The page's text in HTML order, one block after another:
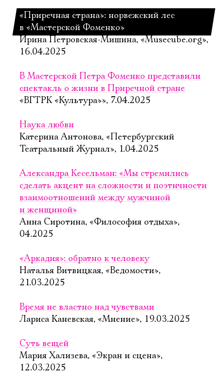
«Приречная страна»: норвежский лес
в «Мастерской Фоменко»
Ирина Петровская-Мишина, «Musecube.org»,
16.04.2025
В Мастерской Петра Фоменко представили
спектакль о жизни в Приречной стране
«ВГТРК «Культура»», 7.04.2025
Наука любви
Катерина Антонова, «Петербургский
Театральный Журнал», 1.04.2025
Александра Кесельман: «Мы стремились
сделать акцент на сложности и поэтичности
взаимоотношений между мужчиной
и женщиной»
Анна Сиротина, «Философия отдыха»,
04.2025
«Аркадия»: обратно к человеку
Наталья Витвицкая, «Ведомости»,
21.03.2025
Время не властно над чувствами
Лариса Каневская, «Мнение», 19.03.2025
Суть вещей
Мария Хализева, «Экран и сцена»,
12.03.2025